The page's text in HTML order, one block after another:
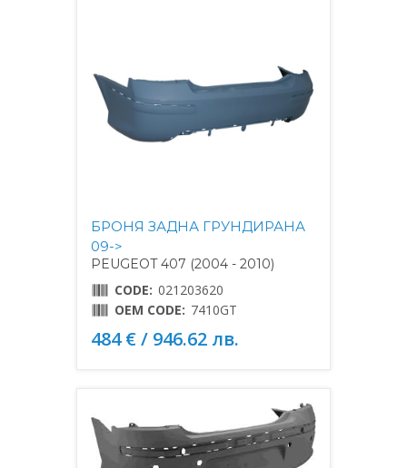
БРОНЯ ЗАДНА ГРУНДИРАНА
09->
PEUGEOT 407 (2004 - 2010)
CODE: 021203620
OEM CODE: 7410GT
484 € / 946.62 лв.